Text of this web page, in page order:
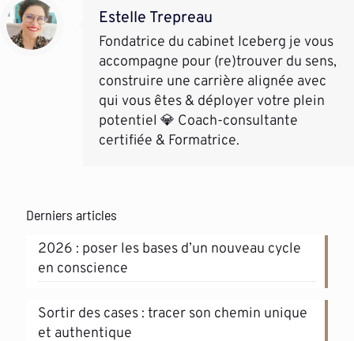
Estelle Trepreau
Fondatrice du cabinet Iceberg je vous
accompagne pour (re)trouver du sens,
construire une carrière alignée avec
qui vous êtes & déployer votre plein
potentiel 💎 Coach-consultante
certifiée & Formatrice.
Derniers articles
2026 : poser les bases d’un nouveau cycle
en conscience
Sortir des cases : tracer son chemin unique
et authentique